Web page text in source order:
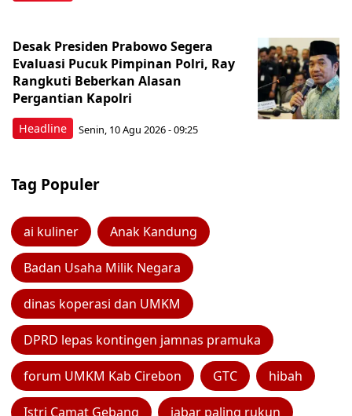
Headline
Desak Presiden Prabowo Segera
Evaluasi Pucuk Pimpinan Polri, Ray
Rangkuti Beberkan Alasan
Pergantian Kapolri
Senin, 10 Agu 2026 - 09:25
Tag Populer
ai kuliner Anak Kandung
Badan Usaha Milik Negara
dinas koperasi dan UMKM
DPRD lepas kontingen jamnas pramuka
forum UMKM Kab Cirebon GTC hibah
Istri Camat Gebang jabar paling rukun